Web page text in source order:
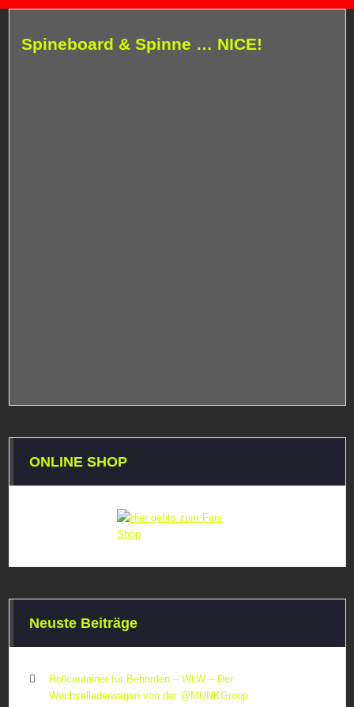
Spineboard & Spinne … NICE!
ONLINE SHOP
Neuste Beiträge
Rollcontainer für Behörden – WLW – Der
Wechselladerwagen von der ‪@MUNKGroup‬